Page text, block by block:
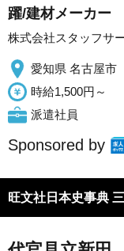
躍/建材メーカー
株式会社スタッフサ
愛知県 名古屋市
時給1,500円～
派遣社員
Sponsored by
旺文社日本史事典